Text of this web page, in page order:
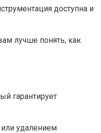
доступна и
лучше понять, как
гарантирует
или удалением